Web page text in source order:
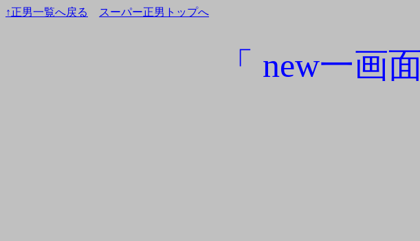
↑正男一覧へ戻る スーパー正男トップへ
「 new一画